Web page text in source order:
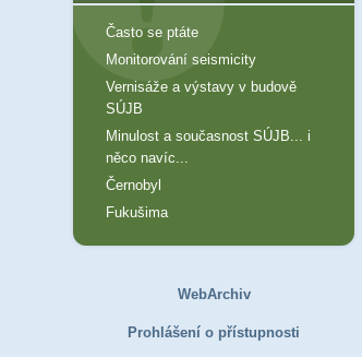
Často se ptáte
Monitorování seismicity
Vernisáže a výstavy v budově
SÚJB
Minulost a současnost SÚJB... i
něco navíc...
Černobyl
Fukušima
WebArchiv
Prohlášení o přístupnosti